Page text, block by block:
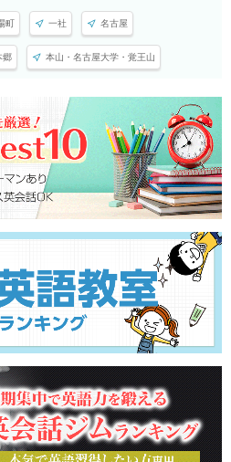
町 一社 名古屋
郷 本山・名古屋大学・覚王山